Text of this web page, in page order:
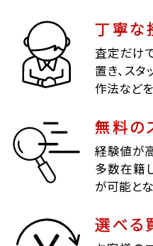
丁寧な
査定だけ
置き、ス
作法など
無料の
経験値が
多数在籍
が可能とな
選べる